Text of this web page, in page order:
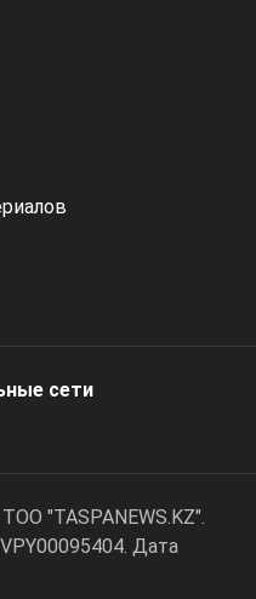
cети
"TASPANEWS.KZ".
Дата